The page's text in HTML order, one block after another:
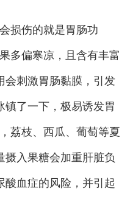
伤的就是胃肠功
多偏寒凉，且含有丰富
会刺激胃肠黏膜，引发
镇了一下，极易诱发胃
荔枝、西瓜、葡萄等夏
摄入果糖会加重肝脏负
酸血症的风险，并引起